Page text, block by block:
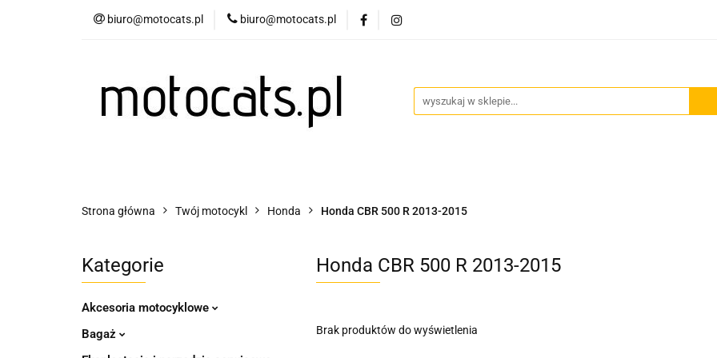
biuro@motocats.pl biuro@motocats.pl
Twój motocykl Akcesoria motocyklowe
Wydechy motocyklowe Odzież termoaktywna Blog
Strona główna Twój motocykl Honda Honda CBR 500 R 2013-2015
Kategorie
Akcesoria motocyklowe
Bagaż
Honda CBR 500 R 2013-2015
Brak produktów do wyświetlenia